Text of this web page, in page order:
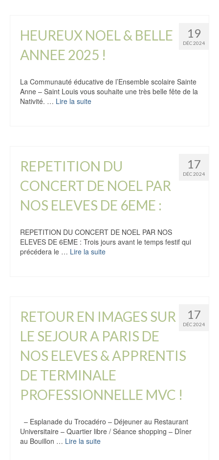
19
DÉC 2024
HEUREUX NOEL & BELLE
ANNEE 2025 !
La Communauté éducative de l’Ensemble scolaire Sainte
Anne – Saint Louis vous souhaite une très belle fête de la
Nativité. … Lire la suite
17
DÉC 2024
REPETITION DU
CONCERT DE NOEL PAR
NOS ELEVES DE 6EME :
REPETITION DU CONCERT DE NOEL PAR NOS
ELEVES DE 6EME : Trois jours avant le temps festif qui
précédera le … Lire la suite
17
DÉC 2024
RETOUR EN IMAGES SUR
LE SEJOUR A PARIS DE
NOS ELEVES & APPRENTIS
DE TERMINALE
PROFESSIONNELLE MVC !
– Esplanade du Trocadéro – Déjeuner au Restaurant
Universitaire – Quartier libre / Séance shopping – Dîner
au Bouillon … Lire la suite